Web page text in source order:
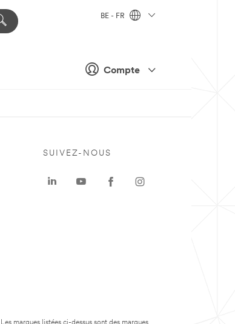
Compte
BE - FR
SUIVEZ-NOUS